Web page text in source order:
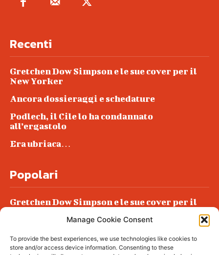
Manage Cookie Consent
To provide the best experiences, we use technologies like cookies to
store and/or access device information. Consenting to these
Recenti
Gretchen Dow Simpson e le sue cover per il
New Yorker
Ancora dossieraggi e schedature
Podlech, il Cile lo ha condannato
all’ergastolo
Era ubriaca…
Popolari
Gretchen Dow Simpson e le sue cover per il
Podlech, il Cile lo ha condannato